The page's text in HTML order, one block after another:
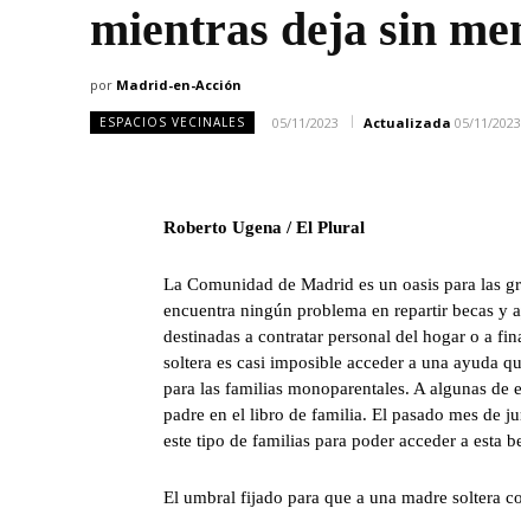
mientras deja sin
por Madrid-en-Acción
ESPACIOS VECINALES 05/11/2023 Actualizada 05/11/2023
Roberto Ugena / El Plural
La Comunidad de Madrid es un oasis para las
encuentra ningún problema en repartir becas y
destinadas a contratar personal del hogar o a
soltera es casi imposible acceder a una ayuda
para las familias monoparentales. A algunas de
padre en el libro de familia. El pasado mes de
este tipo de familias para poder acceder a esta
El umbral fijado para que a una madre soltera